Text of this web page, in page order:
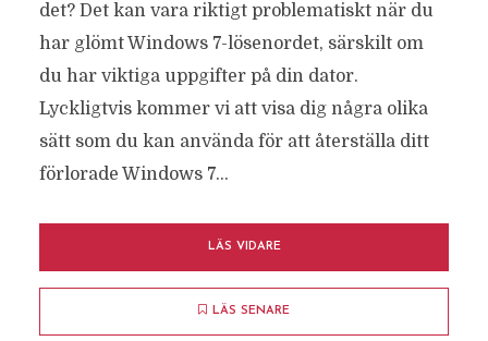
det? Det kan vara riktigt problematiskt när du
har glömt Windows 7-lösenordet, särskilt om
du har viktiga uppgifter på din dator.
Lyckligtvis kommer vi att visa dig några olika
sätt som du kan använda för att återställa ditt
förlorade Windows 7...
LÄS VIDARE
LÄS SENARE